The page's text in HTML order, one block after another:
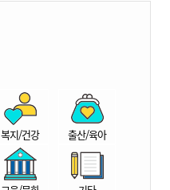
복지/건강 출산/육아